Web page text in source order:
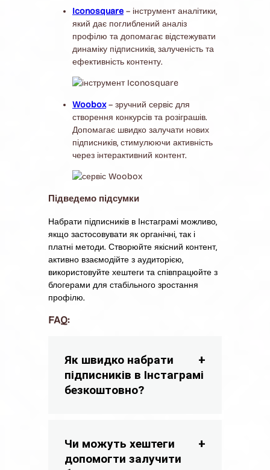
Iconosquare – інструмент аналітики,
який дає поглиблений аналіз
профілю та допомагає відстежувати
динаміку підписників, залученість та
ефективність контенту.
Woobox– зручний сервіс для
створення конкурсів та розіграшів.
Допомагає швидко залучати нових
підписників, стимулюючи активність
через інтерактивний контент.
Підведемо підсумки
Набрати підписників в Інстаграмі можливо,
якщо застосовувати як органічні, так і
платні методи. Створюйте якісний контент,
активно взаємодійте з аудиторією,
використовуйте хештеги та співпрацюйте з
блогерами для стабільного зростання
профілю.
FAQ:
Як швидко набрати
підписників в Інстаграмі
безкоштовно?
Чи можуть хештеги
допомогти залучити